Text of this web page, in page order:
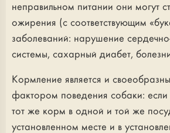
неправильном питании они могут
ожирения (с соответствующим
заболеваний: нарушение
системы, сахарный диабет,
Кормление является и
фактором поведения собаки: если
тот же корм в одной и той же
установленном месте и в